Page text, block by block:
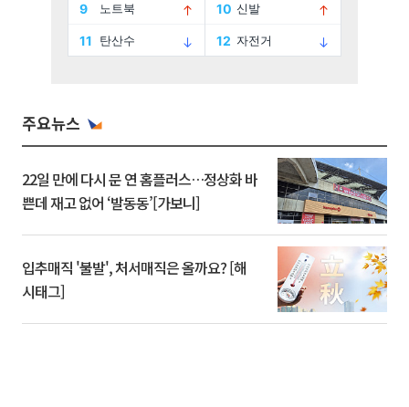
주요뉴스
22일 만에 다시 문 연 홈플러스…정상화 바
쁜데 재고 없어 ‘발동동’[가보니]
입추매직 '불발', 처서매직은 올까요? [해
시태그]